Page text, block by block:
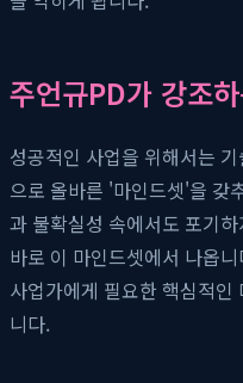
주언규PD가 강조
성공적인 사업을 위해서는
으로 올바른 '마인드셋'을 갖
과 불확실성 속에서도 포기
바로 이 마인드셋에서 나옵
사업가에게 필요한 핵심적
니다.